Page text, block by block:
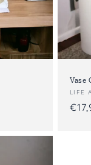
Vase
LIFE
Prix